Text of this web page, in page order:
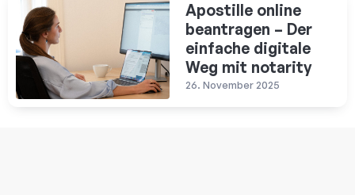
Apostille online
beantragen – Der
einfache digitale
Weg mit notarity
26. November 2025